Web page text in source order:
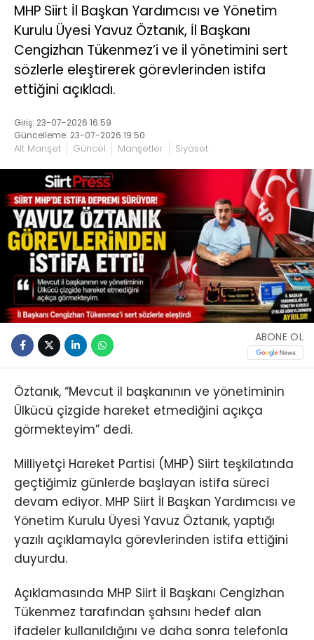
MHP Siirt İl Başkan Yardımcısı ve Yönetim
Kurulu Üyesi Yavuz Öztanık, İl Başkanı
Cengizhan Tükenmez’i ve il yönetimini sert
sözlerle eleştirerek görevlerinden istifa
ettiğini açıkladı.
Giriş: 23-07-2026 16:59
Güncelleme: 23-07-2026 19:50
Alt Manşet Güncel Manşetler Siyaset
ABONE OL
Öztanık, “Mevcut il başkanının ve yönetiminin
Ülkücü çizgide hareket etmediğini açıkça
görmekteyim” dedi.
Milliyetçi Hareket Partisi (MHP) Siirt teşkilatında
geçtiğimiz günlerde başlayan istifa süreci
devam ediyor. MHP Siirt İl Başkan Yardımcısı ve
Yönetim Kurulu Üyesi Yavuz Öztanık, yaptığı
yazılı açıklamayla görevlerinden istifa ettiğini
duyurdu.
Açıklamasında MHP Siirt İl Başkanı Cengizhan
Tükenmez tarafından şahsını hedef alan
ifadeler kullanıldığını ve daha sonra telefonla